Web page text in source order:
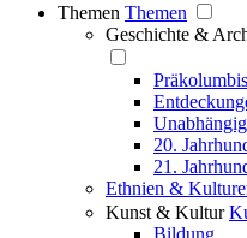
Themen Themen
Geschichte &
20.
21.
Ethnien &
Kunst & Kultur
Bildung